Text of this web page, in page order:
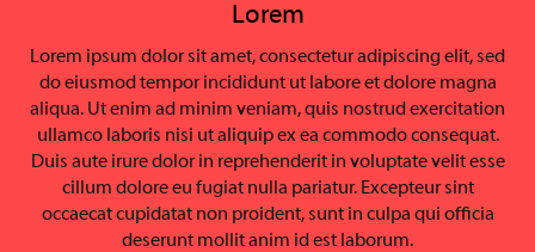
Lorem
Lorem ipsum dolor sit amet, consectetur adipiscing elit, sed
do eiusmod tempor incididunt ut labore et dolore magna
aliqua. Ut enim ad minim veniam, quis nostrud exercitation
ullamco laboris nisi ut aliquip ex ea commodo consequat.
Duis aute irure dolor in reprehenderit in voluptate velit esse
cillum dolore eu fugiat nulla pariatur. Excepteur sint
occaecat cupidatat non proident, sunt in culpa qui officia
deserunt mollit anim id est laborum.